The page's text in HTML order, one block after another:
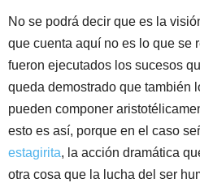
No se podrá decir que es la
que cuenta aquí no es lo que se
fueron ejecutados los sucesos
queda demostrado que también
pueden componer
esto es así, porque en el caso
estagirita, la acción dramática
otra cosa que la lucha del ser